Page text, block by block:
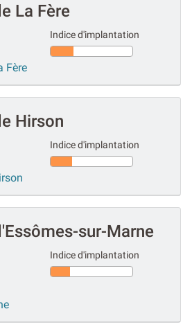
La Fère
Fère
Indice d'implantation
Hirson
Indice d'implantation
sur-Marne
Indice d'implantation